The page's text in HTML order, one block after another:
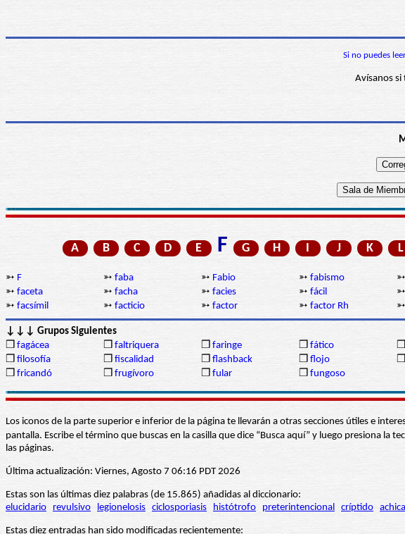
Si no puedes
Avísanos si
A B C D E F G H I J K L
➳ F ➳ faba ➳ Fabio ➳ fabismo ➳
➳ faceta ➳ facha ➳ facies ➳ fácil ➳
➳ facsímil ➳ facticio ➳ factor ➳ factor Rh ➳
↓↓↓ Grupos Siguientes
❒ fagácea ❒ faltriquera ❒ faringe ❒ fático ❒
❒ filosofía ❒ fiscalidad ❒ flashback ❒ flojo ❒
❒ fricandó ❒ frugívoro ❒ fular ❒ fungoso
Los iconos de la parte superior e inferior de la página te llevarán a otras secciones útiles e
pantalla. Escribe el término que buscas en la casilla que dice “Busca aquí” y luego presiona
las páginas.
Última actualización: Viernes, Agosto 7 06:16 PDT 2026
Estas son las últimas diez palabras (de 15.865) añadidas al diccionario:
elucidario
revulsivo legionelosis ciclosporiasis histótrofo preterintencional críptido
Estas diez entradas han sido modificadas recientemente: